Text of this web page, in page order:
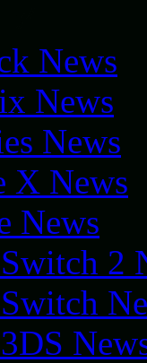
News
News
News
X News
News
2